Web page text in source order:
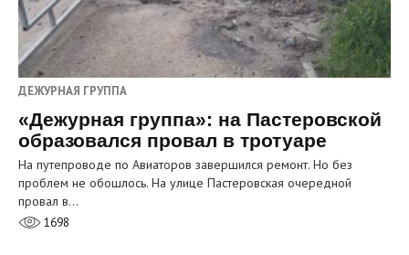
ДЕЖУРНАЯ ГРУППА
«Дежурная группа»: на Пастеровской
образовался провал в тротуаре
На путепроводе по Авиаторов завершился ремонт. Но без
проблем не обошлось. На улице Пастеровская очередной
провал в…
1698